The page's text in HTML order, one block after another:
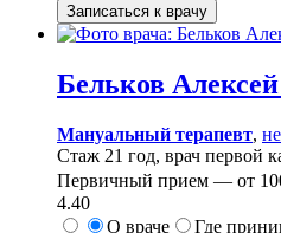
Записаться к врачу
Бельков
Мануальный терапевт,
Стаж 21 год, врач первой
Первичный прием — от
4.40
О враче
Где